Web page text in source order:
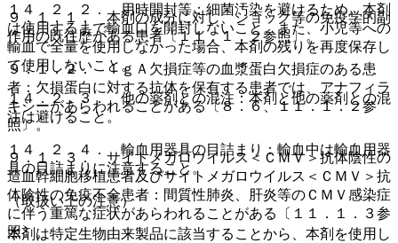
１４．２．２． 用時開封等：細菌汚染を避けるため、本剤
は使用するまで輸血口を開封しないこと。また、小児等への
輸血で全量を使用しなかった場合、本剤の残りを再度保存し
て使用しないこと。
１４．２．３． 他の薬剤との混注：本剤と他の薬剤との混
注は避けること。
１４．２．４． 輸血用器具の目詰まり：輸血中は輸血用器
具の目詰まりに注意すること。
（取扱い上の注意）
本剤は特定生物由来製品に該当することから、本剤を使用し
９．１．１． 本剤の成分に対し、ショック等の免疫学的副
作用の既往歴がある患者〔１１．１．２参照〕。
９．１．２． ＩｇＡ欠損症等の血漿蛋白欠損症のある患
者：欠損蛋白に対する抗体を保有する患者では、アナフィラ
キシーがあらわれることがある〔８．６、１１．１．２参
照〕。
９．１．３． サイトメガロウイルス＜ＣＭＶ＞抗体陰性の
造血幹細胞移植患者及びサイトメガロウイルス＜ＣＭＶ＞抗
体陰性の免疫不全患者：間質性肺炎、肝炎等のＣＭＶ感染症
に伴う重篤な症状があらわれることがある〔１１．１．３参
照〕。